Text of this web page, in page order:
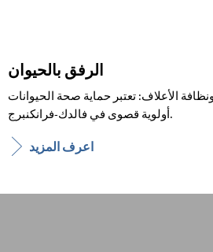
الرفق بالحيوان
ونظافة الأعلاف: تعتبر حماية صحة الحيوانات
أولوية قصوى في فالدك-فرانكنبرج.
اعرف المزيد